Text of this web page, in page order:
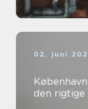
02. juni
Københavns
den